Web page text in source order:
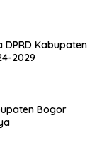
Kabupaten
2029
Bogor